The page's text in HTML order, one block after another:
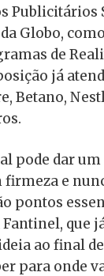
Publicitários
Globo,
de
já
Betano,
pode dar
e
pontos
que
ao final
para onde